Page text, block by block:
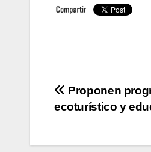
entradas
Proponen
ecoturístico y